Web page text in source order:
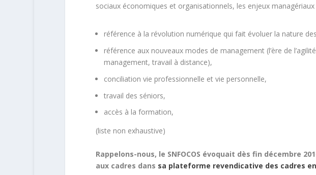
sociaux économiques et organisationnels, les enjeux
référence à la révolution numérique qui fait évoluer la nature
référence aux nouveaux modes de management (l’ère de
management, travail à distance),
conciliation vie professionnelle et vie personnelle,
travail des séniors,
accès à la formation,
(liste non exhaustive)
Rappelons-nous, le SNFOCOS évoquait dès fin décembre
aux cadres dans sa plateforme revendicative des cadres